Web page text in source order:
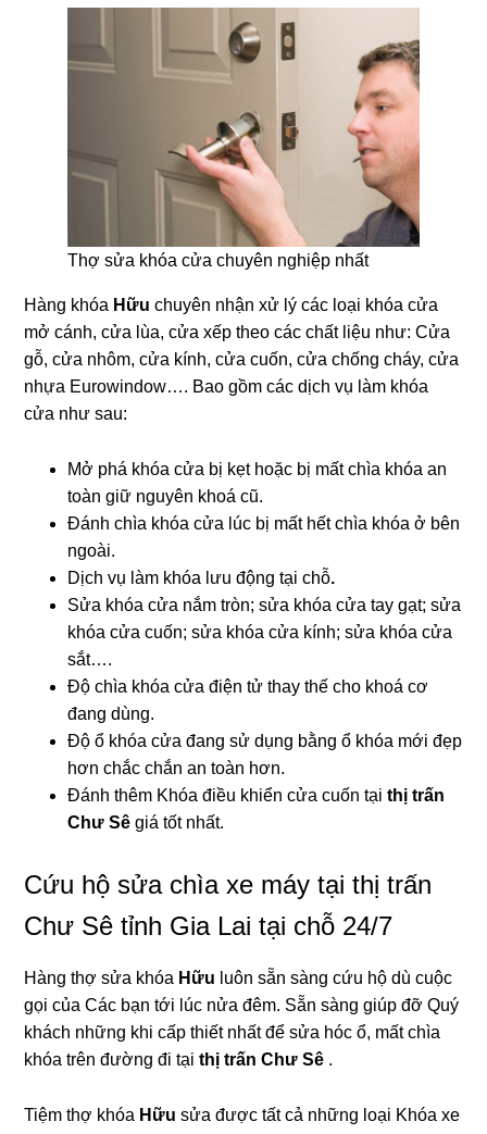
Thợ sửa khóa cửa chuyên nghiệp nhất
Hàng khóa Hữu chuyên nhận xử lý các loại khóa cửa
mở cánh, cửa lùa, cửa xếp theo các chất liệu như: Cửa
gỗ, cửa nhôm, cửa kính, cửa cuốn, cửa chống cháy, cửa
nhựa Eurowindow…. Bao gồm các dịch vụ làm khóa
cửa như sau:
Mở phá khóa cửa bị kẹt hoặc bị mất chìa khóa an
toàn giữ nguyên khoá cũ.
Đánh chìa khóa cửa lúc bị mất hết chìa khóa ở bên
ngoài.
Dịch vụ làm khóa lưu động tại chỗ.
Sửa khóa cửa nắm tròn; sửa khóa cửa tay gạt; sửa
khóa cửa cuốn; sửa khóa cửa kính; sửa khóa cửa
sắt….
Độ chìa khóa cửa điện tử thay thế cho khoá cơ
đang dùng.
Độ ổ khóa cửa đang sử dụng bằng ổ khóa mới đẹp
hơn chắc chắn an toàn hơn.
Đánh thêm Khóa điều khiển cửa cuốn tạithị trấn
Chư Sêgiá tốt nhất.
Cứu hộ sửa chìa xe máy tại thị trấn
Chư Sê tỉnh Gia Lai tại chỗ 24/7
Hàng thợ sửa khóa Hữu luôn sẵn sàng cứu hộ dù cuộc
gọi của Các bạn tới lúc nửa đêm. Sẵn sàng giúp đỡ Quý
khách những khi cấp thiết nhất để sửa hóc ổ, mất chìa
khóa trên đường đi tạithị trấn Chư Sê .
Tiệm thợ khóa Hữu sửa được tất cả những loại Khóa xe